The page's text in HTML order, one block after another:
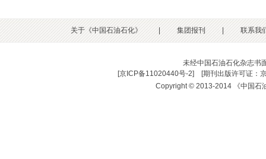
关于《中国石油石化》 集团报刊 联系我
未经中国石油石化杂志书
[京ICP备11020440号-2] [期刊出版许可证：
Copyright © 2013-2014 《中国石